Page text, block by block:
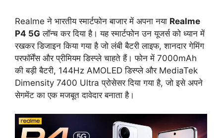
Realme ने भारतीय स्मार्टफोन बाजार में अपना नया Realme
P4 5G लॉन्च कर दिया है। यह स्मार्टफोन उन यूजर्स को ध्यान में
रखकर डिजाइन किया गया है जो लंबी बैटरी लाइफ, शानदार गेमिंग
परफॉर्मेंस और प्रीमियम डिस्प्ले चाहते हैं। फोन में 7000mAh
की बड़ी बैटरी, 144Hz AMOLED डिस्प्ले और MediaTek
Dimensity 7400 Ultra प्रोसेसर दिया गया है, जो इसे अपने
सेगमेंट का एक मजबूत दावेदार बनाता है।